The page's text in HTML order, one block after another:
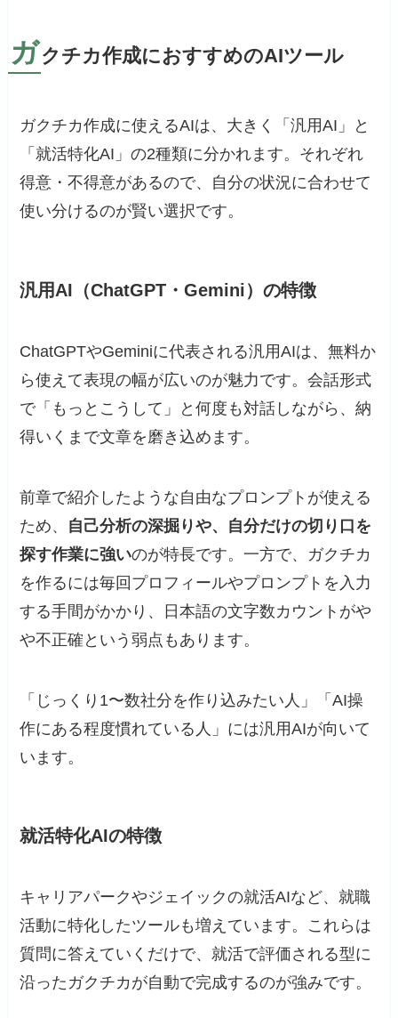
ガクチカ作成におすすめのAIツール
ガクチカ作成に使えるAIは、大きく「汎用AI」と
「就活特化AI」の2種類に分かれます。それぞれ
得意・不得意があるので、自分の状況に合わせて
使い分けるのが賢い選択です。
汎用AI（ChatGPT・Gemini）の特徴
ChatGPTやGeminiに代表される汎用AIは、無料か
ら使えて表現の幅が広いのが魅力です。会話形式
で「もっとこうして」と何度も対話しながら、納
得いくまで文章を磨き込めます。
前章で紹介したような自由なプロンプトが使える
ため、 自己分析の深掘りや、自分だけの切り口を
探す作業に強いのが特長です。一方で、ガクチカ
を作るには毎回プロフィールやプロンプトを入力
する手間がかかり、日本語の文字数カウントがや
や不正確という弱点もあります。
「じっくり1〜数社分を作り込みたい人」「AI操
作にある程度慣れている人」には汎用AIが向いて
います。
就活特化AIの特徴
キャリアパークやジェイックの就活AIなど、就職
活動に特化したツールも増えています。これらは
質問に答えていくだけで、就活で評価される型に
沿ったガクチカが自動で完成するのが強みです。